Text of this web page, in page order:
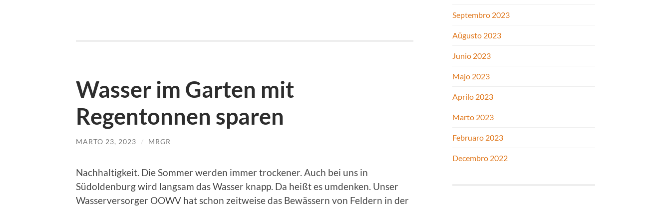
Wasser im Garten mit
Regentonnen sparen
MARTO 23, 2023 / MRGR
Nachhaltigkeit. Die Sommer werden immer trockener. Auch bei uns in
Südoldenburg wird langsam das Wasser knapp. Da heißt es umdenken. Unser
Wasserversorger OOWV hat schon zeitweise das Bewässern von Feldern in der
Septembro 2023
Aŭgusto 2023
Junio 2023
Majo 2023
Aprilo 2023
Marto 2023
Februaro 2023
Decembro 2022